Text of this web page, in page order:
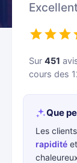
Sur 451
cours des
Que
Les
rapidité